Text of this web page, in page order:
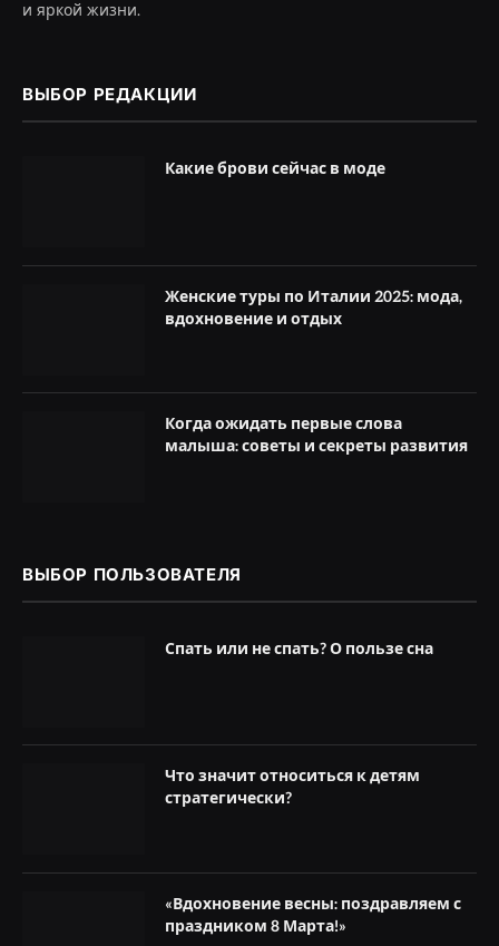
и яркой жизни.
ВЫБОР РЕДАКЦИИ
Какие брови сейчас в моде
Женские туры по Италии 2025: мода,
вдохновение и отдых
Когда ожидать первые слова
малыша: советы и секреты развития
ВЫБОР ПОЛЬЗОВАТЕЛЯ
Спать или не спать? О пользе сна
Что значит относиться к детям
стратегически?
«Вдохновение весны: поздравляем с
праздником 8 Марта!»